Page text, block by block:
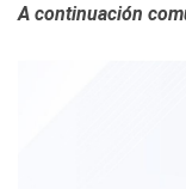
A continuación